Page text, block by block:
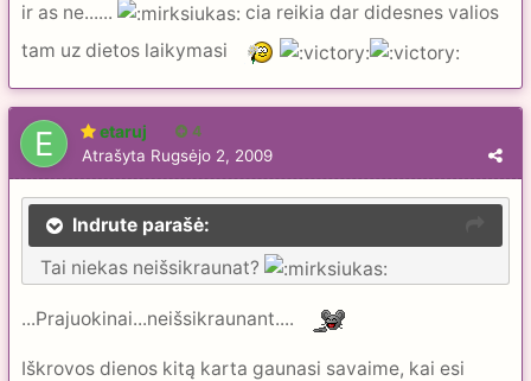
ir as ne......
cia reikia dar didesnes valios
tam uz dietos laikymasi
etaruj 4
Atrašyta Rugsėjo 2, 2009
Indrute parašė:
Tai niekas neišsikraunat?
...Prajuokinai...neišsikraunant....
Iškrovos dienos kitą karta gaunasi savaime, kai esi